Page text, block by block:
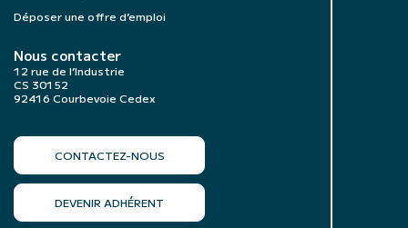
Déposer une offre d’emploi
Nous contacter
12 rue de l’Industrie
CS 30152
92416 Courbevoie Cedex
CONTACTEZ-NOUS
DEVENIR ADHÉRENT